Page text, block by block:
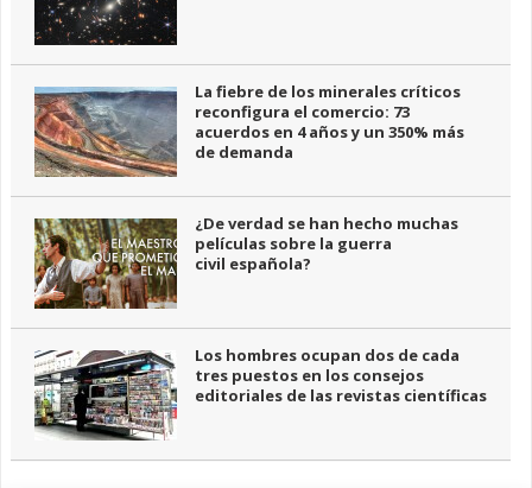
La fiebre de los minerales críticos
reconfigura el comercio: 73
acuerdos en 4 años y un 350% más
de demanda
¿De verdad se han hecho muchas
películas sobre la guerra
civil española?
Los hombres ocupan dos de cada
tres puestos en los consejos
editoriales de las revistas científicas